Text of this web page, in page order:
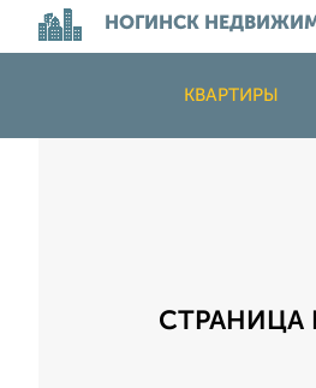
НОГИНСК
КВАРТИРЫ
СТРАНИЦА